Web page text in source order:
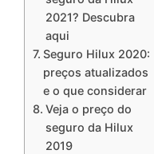
2021? Descubra
aqui
Seguro Hilux 2020:
preços atualizados
e o que considerar
Veja o preço do
seguro da Hilux
2019